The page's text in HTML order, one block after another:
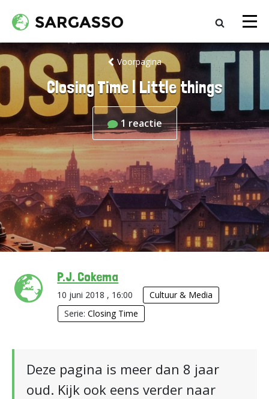
Voorpagina
Closing Time | Little things
1 reactie
P.J. Cokema
10 juni 2018 , 16:00
Cultuur & Media
Serie:Closing Time
Deze pagina is meer dan 8 jaar
oud. Kijk ook eens verder naar